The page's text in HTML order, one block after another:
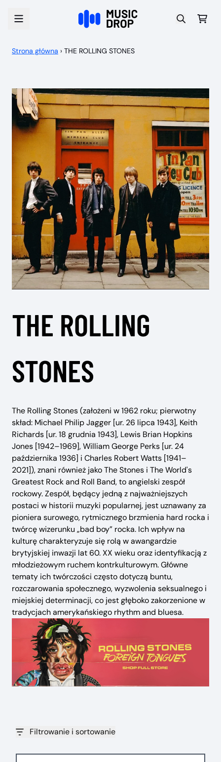
Strona główna › THE ROLLING STONES
THE ROLLING
STONES
The Rolling Stones (założeni w 1962 roku; pierwotny
skład: Michael Philip Jagger [ur. 26 lipca 1943], Keith
Richards [ur. 18 grudnia 1943], Lewis Brian Hopkins
Jones [1942–1969], William George Perks [ur. 24
października 1936] i Charles Robert Watts [1941–
2021]), znani również jako The Stones i The World's
Greatest Rock and Roll Band, to angielski zespół
rockowy. Zespół, będący jedną z najważniejszych
postaci w historii muzyki popularnej, jest uznawany za
pioniera surowego, rytmicznego brzmienia hard rocka i
twórcę wizerunku „bad boy” rocka. Ich wpływ na
kulturę charakteryzuje się rolą w awangardzie
brytyjskiej inwazji lat 60. XX wieku oraz identyfikacją z
młodzieżowym ruchem kontrkulturowym. Główne
tematy ich twórczości często dotyczą buntu,
rozczarowania społecznego, wyzwolenia seksualnego i
miejskiej determinacji, co jest głęboko zakorzenione w
tradycjach amerykańskiego rhythm and bluesa.
Filtrowanie i sortowanie